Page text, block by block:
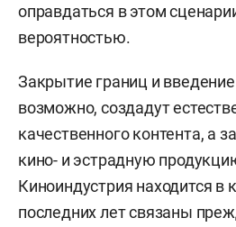
оправдаться в этом
вероятностью.
Закрытие границ и
возможно, создадут
качественного контента, а
кино- и эстрадную
Киноиндустрия находится в
последних лет связаны